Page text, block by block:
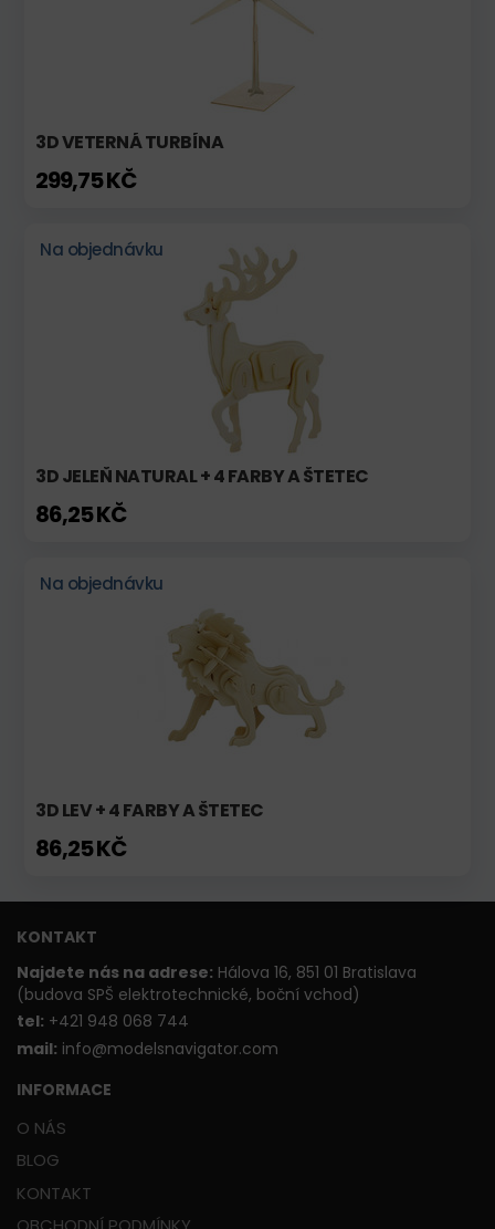
3D VETERNÁ TURBÍNA
299,75 KČ
Na objednávku
3D JELEŇ NATURAL + 4 FARBY A ŠTETEC
86,25 KČ
Na objednávku
3D LEV + 4 FARBY A ŠTETEC
86,25 KČ
KONTAKT
Najdete nás na adrese: Hálova 16, 851 01 Bratislava
(budova SPŠ elektrotechnické, boční vchod)
tel: +421 948 068 744
mail: info@modelsnavigator.com
INFORMACE
O NÁS
BLOG
KONTAKT